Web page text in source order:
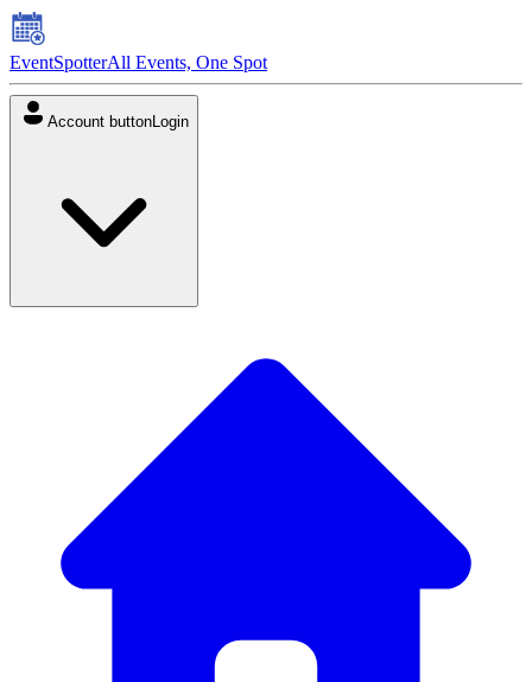
EventSpotterAll Events, One Spot
Account buttonLogin